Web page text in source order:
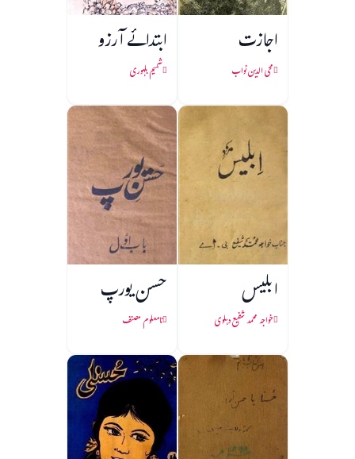
اجازت
محی الدین نواب
ابتدائے آرزو
شمیم بلہوری
ابلیس
خواجہ محمد شفیع دہلوی
حسن یورپ
نامعلوم مصنف